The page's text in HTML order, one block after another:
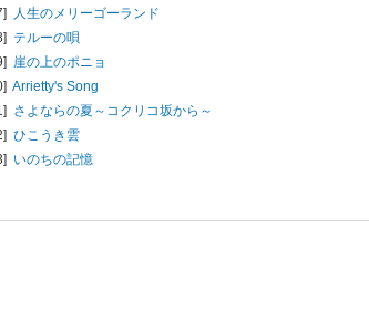
人生のメリーゴーランド
テルーの唄
崖の上のポニョ
Arrietty's Song
さよならの夏～コクリコ坂から～
ひこうき雲
いのちの記憶